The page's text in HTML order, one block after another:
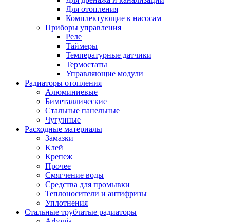
Для отопления
Комплектующие к насосам
Приборы управления
Реле
Таймеры
Температурные датчики
Термостаты
Управляющие модули
Радиаторы отопления
Алюминиевые
Биметаллические
Стальные панельные
Чугунные
Расходные материалы
Замазки
Клей
Крепеж
Прочее
Смягчение воды
Средства для промывки
Теплоносители и антифризы
Уплотнения
Стальные трубчатые радиаторы